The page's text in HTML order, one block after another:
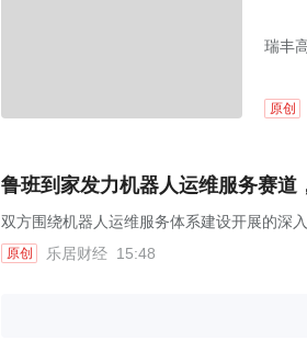
瑞丰
原创
鲁班到家发力机器人运维服务赛道
双方围绕机器人运维服务体系建设开展的深入
原创 乐居财经 15:48